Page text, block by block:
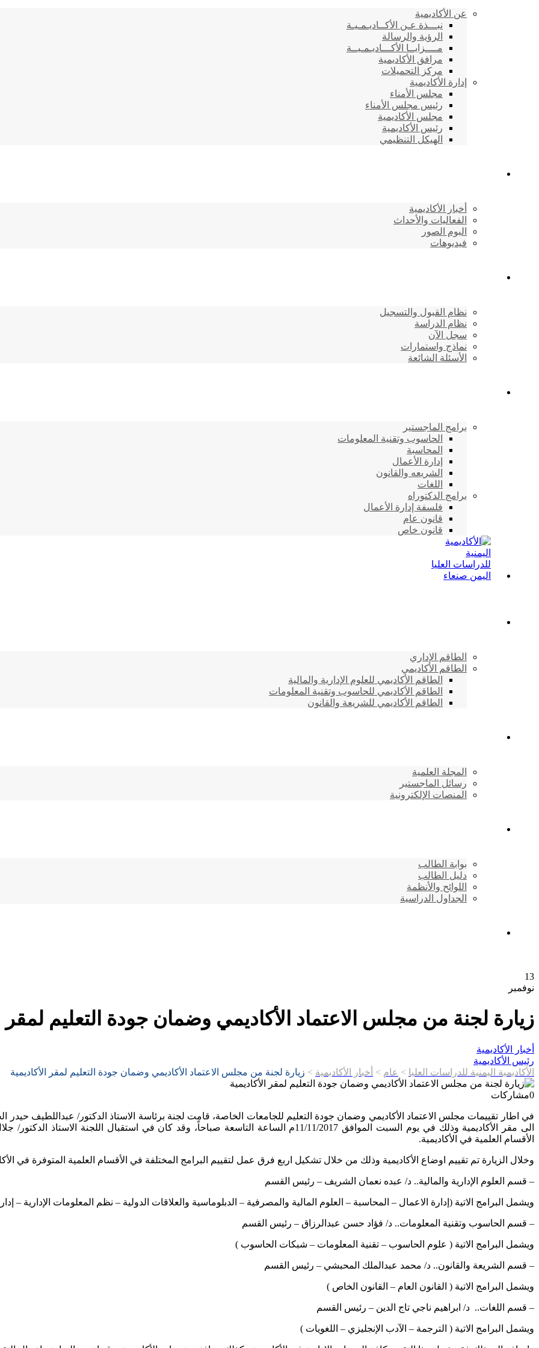
عن الأكاديمية
نبـــذة عـن الأكــاديـمـيـة
الرؤية والرسالة
مــــزايــا الأكـــاديـمـيــة
مرافق الأكاديمية
مركز التحميلات
إدارة الأكاديمية
مجلس الأمناء
رئيس مجلس الأمناء
مجلس الأكاديمية
رئيس الأكاديمية
الهيكل التنظيمي
أخبار الأكاديمية
الفعاليات والأحداث
البوم الصور
فيديوهات
نظام القبول والتسجيل
نظام الدراسة
سجل الآن
نماذج واستمارات
الأسئلة الشائعة
برامج الماجستير
الحاسوب وتقنية المعلومات
المحاسبة
إدارة الأعمال
الشريعه والقانون
اللغات
برامج الدكتوراه
فلسفة إدارة الأعمال
قانون عام
قانون خاص
الطاقم الإداري
الطاقم الأكاديمي
الطاقم الأكاديمي للعلوم الإدارية والمالية
الطاقم الأكاديمي للحاسوب وتقنية المعلومات
الطاقم الأكاديمي للشريعة والقانون
المجلة العلمية
رسائل الماجستير
المنصات الإلكترونية
بوابة الطالب
دليل الطالب
اللوائح والأنظمة
الجداول الدراسية
13
نوفمبر
زيارة لجنة من مجلس الاعتماد الأكاديمي وضمان جودة التعليم لمقر
أخبار الأكاديمية
رئيس الأكاديمية
الأكاديمية اليمنية للدراسات العليا > عام > أخبار الأكاديمية > زيارة لجنة من مجلس الاعتماد الأكاديمي وضمان جودة التعليم لمقر الأكاديمية
0مشاركات
في اطار تقييمات مجلس الاعتماد الأكاديمي وضمان جودة التعليم للجامعات الخاصة، قامت لجنة برئاسة الاستاذ الدكتور/ عبداللطيف حيدر
الى مقر الأكاديمية وذلك في يوم السبت الموافق 11/11/2017م الساعة التاسعة صباحاً، وقد كان في
الأقسام العلمية في الأكاديمية.
وخلال الزيارة تم تقييم اوضاع الأكاديمية وذلك من خلال تشكيل اربع فرق عمل لتقييم البرامج المختلفة في الأقسام العلمية المتوفرة في
– قسم العلوم الإدارية والمالية.. د/ عبده نعمان الشريف – رئيس القسم
ويشمل البرامج الاتية (إدارة الاعمال – المحاسبة – العلوم المالية والمصرفية – الدبلوماسية والعلاقات الدولية – نظم المعلومات الإدارية –
– قسم الحاسوب وتقنية المعلومات.. د/ فؤاد حسن عبدالرزاق – رئيس القسم
ويشمل البرامج الاتية ( علوم الحاسوب – تقنية المعلومات – شبكات الحاسوب )
– قسم الشريعة والقانون.. د/ محمد عبدالملك المحبشي – رئيس القسم
ويشمل البرامج الاتية ( القانون العام – القانون الخاص )
– قسم اللغات.. د/ ابراهيم ناجي تاج الدين – رئيس القسم
ويشمل البرامج الاتية ( الترجمة – الآدب الإنجليزي – اللغويات )